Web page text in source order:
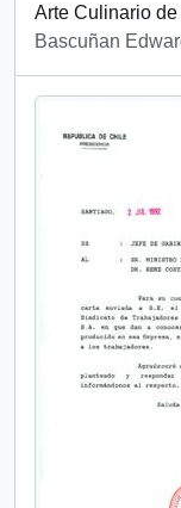
Arte Culinario
Bascuñan